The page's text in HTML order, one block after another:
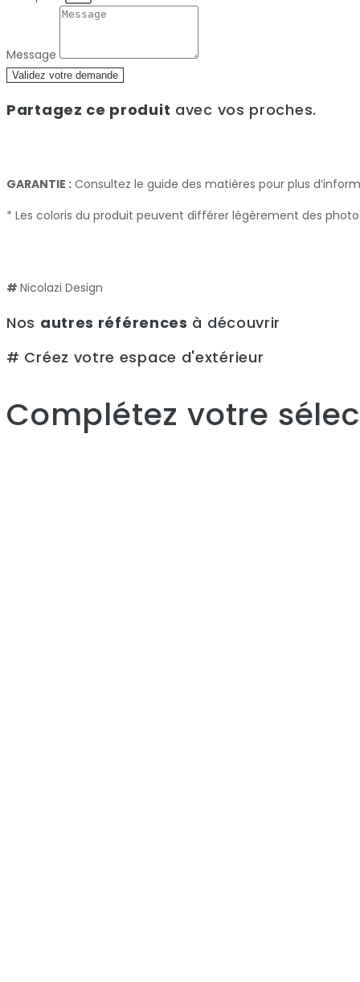
Message
Validez votre demande
Partagez ce produit avec vos proches.
GARANTIE : Consultez le guide des matières pour plus
* Les coloris du produit peuvent différer légèrement des
# Nicolazi Design
Nos autres références à découvrir
# Créez votre espace d'extérieur
Complétez votre